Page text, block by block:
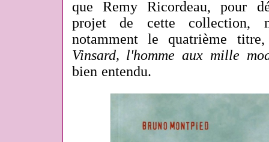
que Remy Ricordeau, pour
projet de cette collection,
notamment le quatrième
Vinsard, l'homme aux mille
bien entendu.